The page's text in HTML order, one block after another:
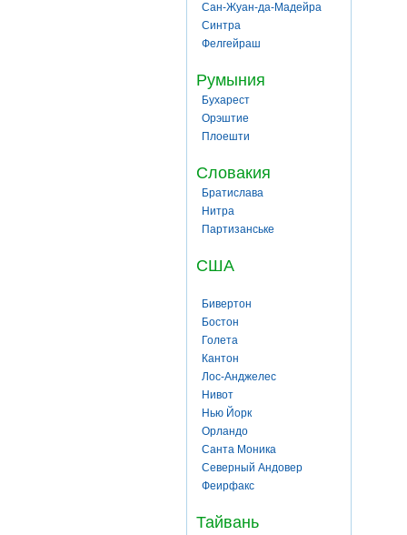
Сан-Жуан-да-Мадейра
Синтра
Фелгейраш
Румыния
Бухарест
Орэштие
Плоешти
Словакия
Братислава
Нитра
Партизанське
США
Бивертон
Бостон
Голета
Кантон
Лос-Анджелес
Нивот
Нью Йорк
Орландо
Санта Моника
Северный Андовер
Феирфакс
Тайвань